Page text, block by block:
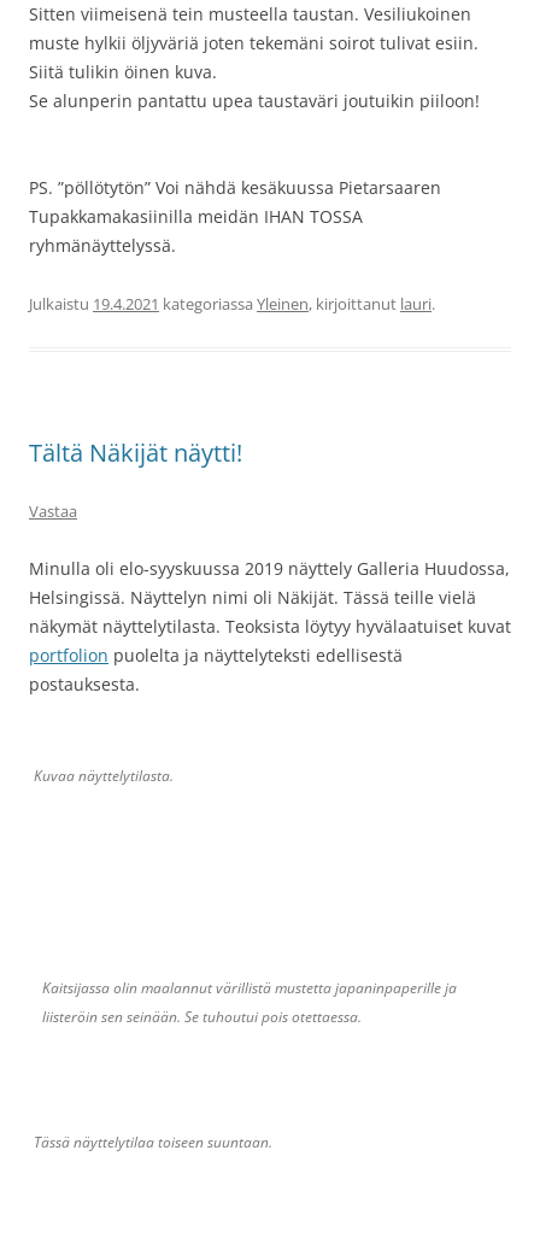
Sitten viimeisenä tein musteella taustan. Vesiliukoinen
muste hylkii öljyväriä joten tekemäni soirot tulivat esiin.
Siitä tulikin öinen kuva.
Se alunperin pantattu upea taustaväri joutuikin piiloon!
PS. ”pöllötytön” Voi nähdä kesäkuussa Pietarsaaren
Tupakkamakasiinilla meidän IHAN TOSSA
ryhmänäyttelyssä.
Julkaistu 19.4.2021 kategoriassa Yleinen, kirjoittanut lauri.
Tältä Näkijät näytti!
Vastaa
Minulla oli elo-syyskuussa 2019 näyttely Galleria Huudossa,
Helsingissä. Näyttelyn nimi oli Näkijät. Tässä teille vielä
näkymät näyttelytilasta. Teoksista löytyy hyvälaatuiset kuvat
portfolion puolelta ja näyttelyteksti edellisestä
postauksesta.
Kuvaa näyttelytilasta.
Kaitsijassa olin maalannut värillistä mustetta japaninpaperille ja
liisteröin sen seinään. Se tuhoutui pois otettaessa.
Tässä näyttelytilaa toiseen suuntaan.